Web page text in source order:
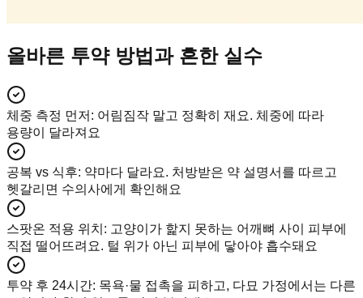
올바른 투약 방법과 흔한 실수
체중 측정 먼저 : 어림짐작 말고 정확히 재요. 체중에 따라
용량이 달라져요
공복 vs 식후: 약마다 달라요. 처방받은 약 설명서를 따르고
헷갈리면 수의사에게 확인해요
스팟온 적용 위치 : 고양이가 핥지 못하는 어깨뼈 사이 피부에
직접 떨어뜨려요. 털 위가 아닌 피부에 닿아야 흡수돼요
투약 후 24시간: 목욕·물 접촉을 피하고, 다묘 가정에서는 다른